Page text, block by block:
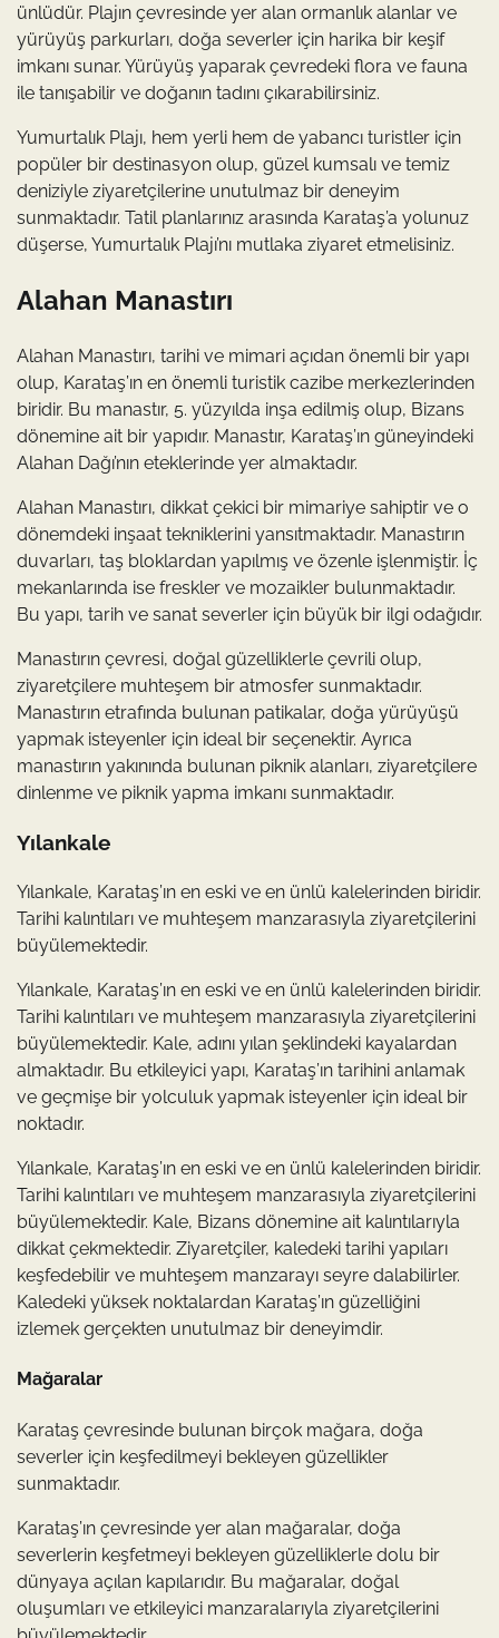
ünlüdür. Plajın çevresinde yer alan ormanlık alanlar ve
yürüyüş parkurları, doğa severler için harika bir keşif
imkanı sunar. Yürüyüş yaparak çevredeki flora ve fauna
ile tanışabilir ve doğanın tadını çıkarabilirsiniz.
Yumurtalık Plajı, hem yerli hem de yabancı turistler için
popüler bir destinasyon olup, güzel kumsalı ve temiz
deniziyle ziyaretçilerine unutulmaz bir deneyim
sunmaktadır. Tatil planlarınız arasında Karataş’a yolunuz
düşerse, Yumurtalık Plajı’nı mutlaka ziyaret etmelisiniz.
Alahan Manastırı
Alahan Manastırı, tarihi ve mimari açıdan önemli bir yapı
olup, Karataş’ın en önemli turistik cazibe merkezlerinden
biridir. Bu manastır, 5. yüzyılda inşa edilmiş olup, Bizans
dönemine ait bir yapıdır. Manastır, Karataş’ın güneyindeki
Alahan Dağı’nın eteklerinde yer almaktadır.
Alahan Manastırı, dikkat çekici bir mimariye sahiptir ve o
dönemdeki inşaat tekniklerini yansıtmaktadır. Manastırın
duvarları, taş bloklardan yapılmış ve özenle işlenmiştir. İç
mekanlarında ise freskler ve mozaikler bulunmaktadır.
Bu yapı, tarih ve sanat severler için büyük bir ilgi odağıdır.
Manastırın çevresi, doğal güzelliklerle çevrili olup,
ziyaretçilere muhteşem bir atmosfer sunmaktadır.
Manastırın etrafında bulunan patikalar, doğa yürüyüşü
yapmak isteyenler için ideal bir seçenektir. Ayrıca
manastırın yakınında bulunan piknik alanları, ziyaretçilere
dinlenme ve piknik yapma imkanı sunmaktadır.
Yılankale
Yılankale, Karataş’ın en eski ve en ünlü kalelerinden biridir.
Tarihi kalıntıları ve muhteşem manzarasıyla ziyaretçilerini
büyülemektedir.
Yılankale, Karataş’ın en eski ve en ünlü kalelerinden biridir.
Tarihi kalıntıları ve muhteşem manzarasıyla ziyaretçilerini
büyülemektedir. Kale, adını yılan şeklindeki kayalardan
almaktadır. Bu etkileyici yapı, Karataş’ın tarihini anlamak
ve geçmişe bir yolculuk yapmak isteyenler için ideal bir
noktadır.
Yılankale, Karataş’ın en eski ve en ünlü kalelerinden biridir.
Tarihi kalıntıları ve muhteşem manzarasıyla ziyaretçilerini
büyülemektedir. Kale, Bizans dönemine ait kalıntılarıyla
dikkat çekmektedir. Ziyaretçiler, kaledeki tarihi yapıları
keşfedebilir ve muhteşem manzarayı seyre dalabilirler.
Kaledeki yüksek noktalardan Karataş’ın güzelliğini
izlemek gerçekten unutulmaz bir deneyimdir.
Mağaralar
Karataş çevresinde bulunan birçok mağara, doğa
severler için keşfedilmeyi bekleyen güzellikler
sunmaktadır.
Karataş’ın çevresinde yer alan mağaralar, doğa
severlerin keşfetmeyi bekleyen güzelliklerle dolu bir
dünyaya açılan kapılarıdır. Bu mağaralar, doğal
oluşumları ve etkileyici manzaralarıyla ziyaretçilerini